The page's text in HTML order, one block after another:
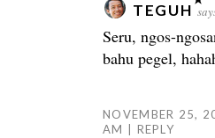
TEGUH
Seru, ngos-
bahu pegel,
NOVEMBER 25,
AM
REPLY